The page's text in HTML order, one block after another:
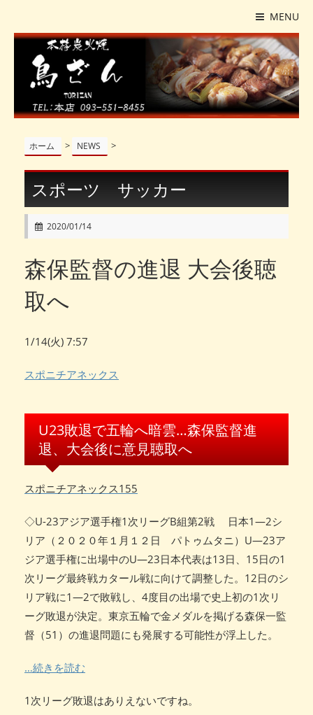
MENU
ホーム > NEWS >
スポーツ サッカー
2020/01/14
森保監督の進退 大会後聴
取へ
1/14(火) 7:57
スポニチアネックス
U23敗退で五輪へ暗雲…森保監督進
退、大会後に意見聴取へ
スポニチアネックス155
◇U-23アジア選手権1次リーグB組第2戦 日本1―2シ
リア（２０２０年１月１２日 パトゥムタニ）U―23ア
ジア選手権に出場中のU―23日本代表は13日、15日の1
次リーグ最終戦カタール戦に向けて調整した。12日のシ
リア戦に1―2で敗戦し、4度目の出場で史上初の1次リ
ーグ敗退が決定。東京五輪で金メダルを掲げる森保一監
督（51）の進退問題にも発展する可能性が浮上した。
…続きを読む
1次リーグ敗退はありえないですね。